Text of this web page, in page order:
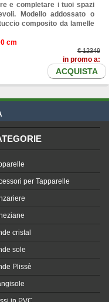
e completare i tuoi spazi
Modello addossato o
composito da lamelle
cm
€ 12349
in promo a:
ACQUISTA
per Tapparelle
cristal
sole
Plissè